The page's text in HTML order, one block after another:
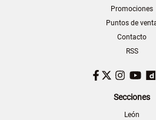
Promociones
Puntos de
Contacto
RSS
Facebook
Twitter
Secciones
León